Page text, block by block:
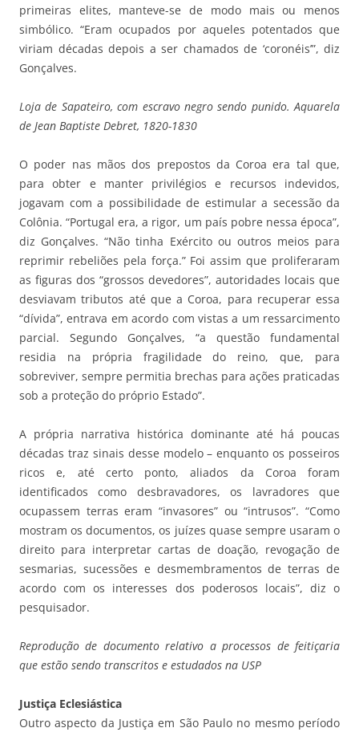
primeiras elites, manteve-se de modo mais ou menos
simbólico. “Eram ocupados por aqueles potentados que
viriam décadas depois a ser chamados de ‘coronéis’”, diz
Gonçalves.
Loja de Sapateiro, com escravo negro sendo punido. Aquarela
de Jean Baptiste Debret, 1820-1830
O poder nas mãos dos prepostos da Coroa era tal que,
para obter e manter privilégios e recursos indevidos,
jogavam com a possibilidade de estimular a secessão da
Colônia. “Portugal era, a rigor, um país pobre nessa época”,
diz Gonçalves. “Não tinha Exército ou outros meios para
reprimir rebeliões pela força.” Foi assim que proliferaram
as figuras dos “grossos devedores”, autoridades locais que
desviavam tributos até que a Coroa, para recuperar essa
“dívida”, entrava em acordo com vistas a um ressarcimento
parcial. Segundo Gonçalves, “a questão fundamental
residia na própria fragilidade do reino, que, para
sobreviver, sempre permitia brechas para ações praticadas
sob a proteção do próprio Estado”.
A própria narrativa histórica dominante até há poucas
décadas traz sinais desse modelo – enquanto os posseiros
ricos e, até certo ponto, aliados da Coroa foram
identificados como desbravadores, os lavradores que
ocupassem terras eram “invasores” ou “intrusos”. “Como
mostram os documentos, os juízes quase sempre usaram o
direito para interpretar cartas de doação, revogação de
sesmarias, sucessões e desmembramentos de terras de
acordo com os interesses dos poderosos locais”, diz o
pesquisador.
Reprodução de documento relativo a processos de feitiçaria
que estão sendo transcritos e estudados na USP
Justiça Eclesiástica
Outro aspecto da Justiça em São Paulo no mesmo período